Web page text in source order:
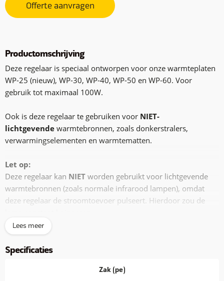
Offerte aanvragen
Productomschrijving
Deze regelaar is speciaal ontworpen voor onze warmteplaten
WP-25 (nieuw), WP-30, WP-40, WP-50 en WP-60. Voor
gebruik tot maximaal 100W.
Ook is deze regelaar te gebruiken voor NIET-
lichtgevende warmtebronnen, zoals donkerstralers,
verwarmingselementen en warmtematten.
Let op:
Deze regelaar kan NIET worden gebruikt voor lichtgevende
warmtebronnen (zoals normale infrarood lampen), omdat
deze regelaar de stroomtoevoer pulseert. Hierdoor zou de
Lees meer
Specificaties
Zak (pe)